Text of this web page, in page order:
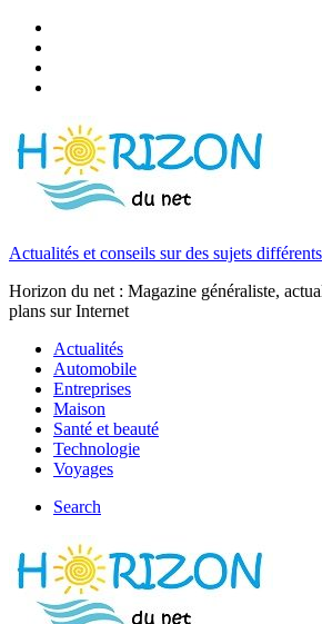
Actualités et conseils sur des sujets différents
Horizon du net : Magazine généraliste,
plans sur Internet
Actualités
Automobile
Entreprises
Maison
Santé et beauté
Technologie
Voyages
Search